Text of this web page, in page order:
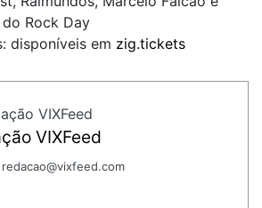
Rock Day
disponíveis em zig.tickets
VIXFeed